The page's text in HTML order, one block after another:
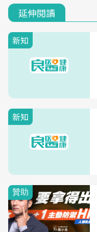
延伸閱讀
新知
新知